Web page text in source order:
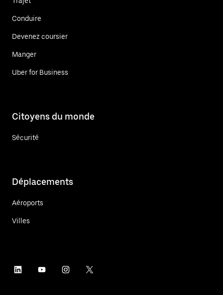
Conduire
Devenez coursier
Manger
Uber for Business
Citoyens du monde
Sécurité
Déplacements
Aéroports
Villes